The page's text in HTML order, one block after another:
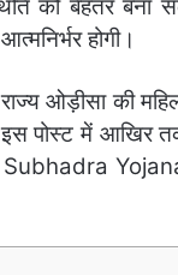
को बेहतर बना
होगी।
ओड़ीसा की
इस पोस्ट में आखिर